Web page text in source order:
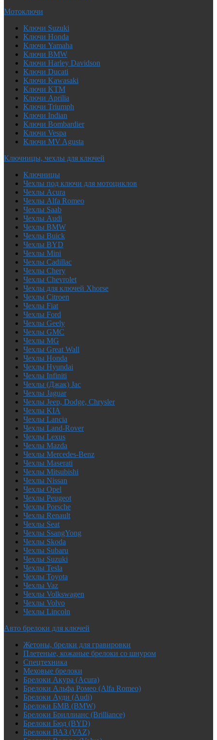
Мотоключи
Ключи Suzuki
Ключи Honda
Ключи Yamaha
Ключи BMW
Ключи Harley Davidson
Ключи Ducati
Ключи Kawasaki
Ключи KTM
Ключи Aprilia
Ключи Triumph
Ключи Indian
Ключи Bombardier
Ключи Vespa
Ключи MV Agusta
Ключницы, чехлы для ключей
Ключницы
Чехлы под ключи для мотоциклов
Чехлы Acura
Чехлы Alfa Romeo
Чехлы Saab
Чехлы Audi
Чехлы BMW
Чехлы Buick
Чехлы BYD
Чехлы Mini
Чехлы Cadillac
Чехлы Chery
Чехлы Chevrolet
Чехлы для ключей Xhorse
Чехлы Citroen
Чехлы Fiat
Чехлы Ford
Чехлы Geely
Чехлы GMC
Чехлы MG
Чехлы Great Wall
Чехлы Honda
Чехлы Hyundai
Чехлы Infiniti
Чехлы (Джак) Jac
Чехлы Jaguar
Чехлы Jeep, Dodge, Chrysler
Чехлы KIA
Чехлы Lancia
Чехлы Land-Rover
Чехлы Lexus
Чехлы Mazda
Чехлы Mercedes-Benz
Чехлы Maserati
Чехлы Mitsubishi
Чехлы Nissan
Чехлы Opel
Чехлы Peugeot
Чехлы Porsche
Чехлы Renault
Чехлы Seat
Чехлы SsangYong
Чехлы Skoda
Чехлы Subaru
Чехлы Suzuki
Чехлы Tesla
Чехлы Toyota
Чехлы Vaz
Чехлы Volkswagen
Чехлы Volvo
Чехлы Lincoln
Авто брелоки для ключей
Жетоны, брелки для гравировки
Плетеные, кожаные брелоки со шнуром
Спецтехника
Меховые брелоки
Брелоки Акура (Acura)
Брелоки Альфа Ромео (Alfa Romeo)
Брелоки Ауди (Audi)
Брелоки БМВ (BMW)
Брелоки Бриллианс (Brilliance)
Брелоки Бюд (BYD)
Брелоки ВАЗ (VAZ)